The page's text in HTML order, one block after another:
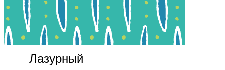
Лазурный